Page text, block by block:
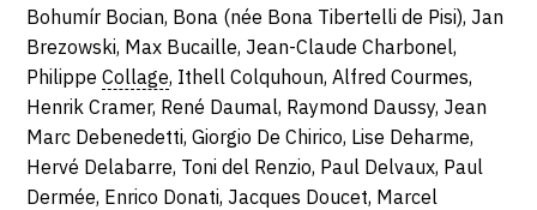
Bohumír Bocian, Bona (née Bona Tibertelli de Pisi), Jan
Brezowski, Max Bucaille, Jean-Claude Charbonel,
PhilippeCollage, Ithell Colquhoun, Alfred Courmes,
Henrik Cramer, René Daumal, Raymond Daussy, Jean
Marc Debenedetti, Giorgio De Chirico, Lise Deharme,
Hervé Delabarre, Toni del Renzio, Paul Delvaux, Paul
Dermée, Enrico Donati, Jacques Doucet, Marcel